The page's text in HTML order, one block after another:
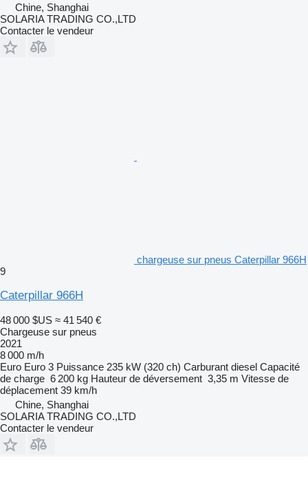
Chine, Shanghai
SOLARIA TRADING CO.,LTD
Contacter le vendeur
chargeuse sur pneus Caterpillar 966H
9
Caterpillar 966H
48 000 $US ≈ 41 540 €
Chargeuse sur pneus
2021
8 000 m/h
Euro Euro 3 Puissance 235 kW (320 ch) Carburant diesel Capacité
de charge 6 200 kg Hauteur de déversement 3,35 m Vitesse de
déplacement 39 km/h
Chine, Shanghai
SOLARIA TRADING CO.,LTD
Contacter le vendeur